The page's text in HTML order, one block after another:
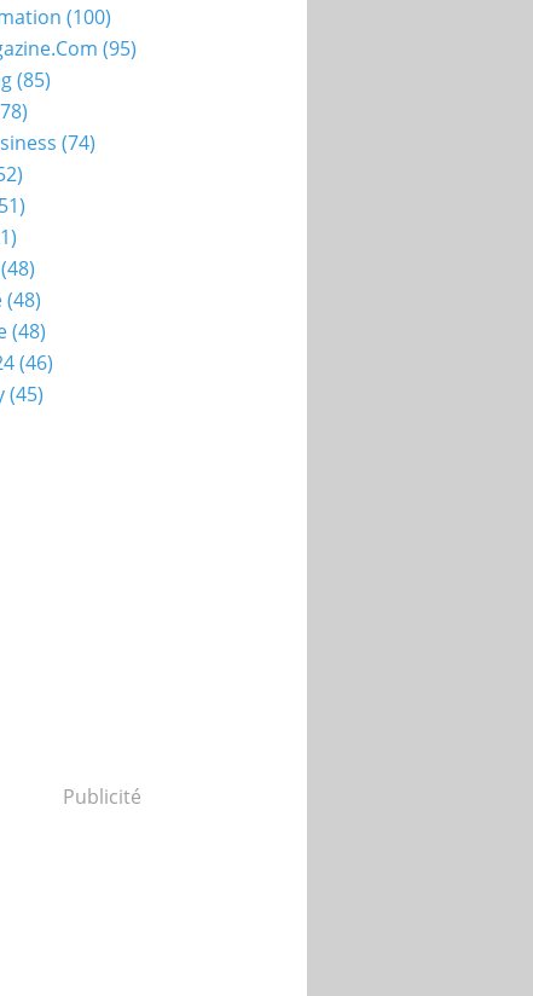
(100)
(95)
(85)
(74)
(48)
(48)
(48)
(46)
(45)
Publicité